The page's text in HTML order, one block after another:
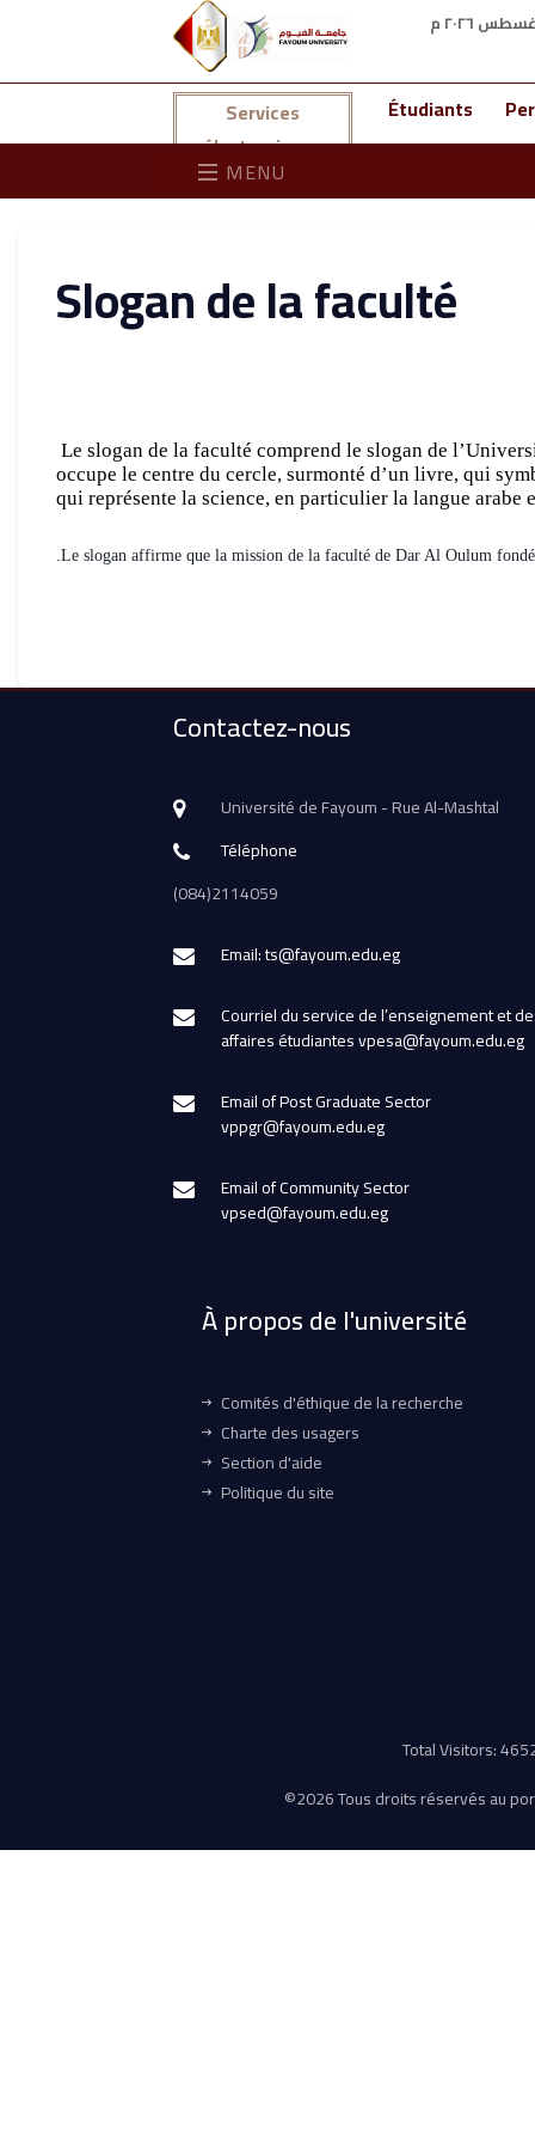
Services
électroniques
Étudiants
MENU
Slogan de la faculté
Le slogan de la faculté comprend le slogan de
occupe le centre du cercle, surmonté d’un livre, qui
qui représente la science, en particulier la langue arabe
Contactez-nous
Université de Fayoum - Rue Al-Mashtal
Téléphone
(084)2114059
Email: ts@fayoum.edu.eg
Courriel du service de l’enseignement et
affaires étudiantes vpesa@fayoum.edu.eg
Email of Post Graduate Sector
vppgr@fayoum.edu.eg
Email of Community Sector
vpsed@fayoum.edu.eg
À propos de l'université
Comités d'éthique de la recherche
Charte des usagers
Section d'aide
Politique du site
Total Visitors:
©2026 Tous droits réservés au